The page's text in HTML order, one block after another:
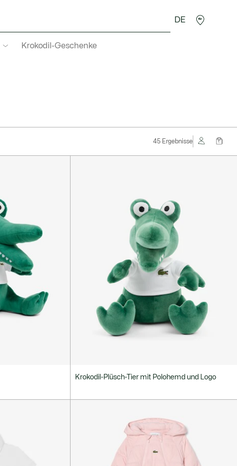
Krokodil-Geschenke
DE
45 Ergebnisse
Krokodil-Plüsch-Tier mit Polohemd und Logo